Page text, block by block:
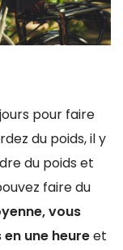
pour faire
du poids, il y
du poids et
faire du
vous
une heureet